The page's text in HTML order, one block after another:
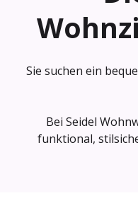
Sie suchen ein
Bei Seidel
funktional,